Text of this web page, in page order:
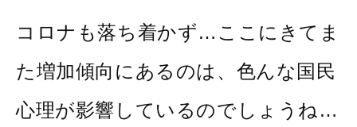
コロナも落ち着かず…ここにきてま
た増加傾向にあるのは、色んな国民
心理が影響しているのでしょうね…